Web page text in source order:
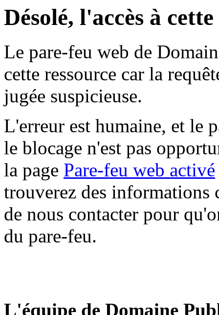
Désolé, l'accès à
Le pare-feu web de
cette ressource car la
jugée suspicieuse.
L'erreur est humaine, et le
le blocage n'est pas
la page Pare-feu web activé
trouverez des informations
de nous contacter pour
du pare-feu.
L'équipe de Domaine